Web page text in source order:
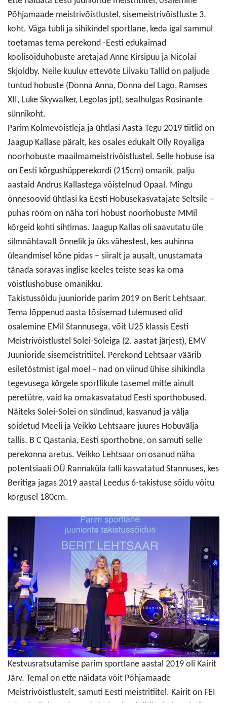
Põhjamaade meistrivõistlustel, sisemeistrivõistluste 3.
koht. Väga tubli ja sihikindel sportlane, keda igal sammul
toetamas tema perekond -Eesti edukaimad
koolisõiduhobuste aretajad Anne Kirsipuu ja Nicolai
Skjoldby. Neile kuuluv ettevõte Liivaku Tallid on paljude
tuntud hobuste (Donna Anna, Donna del Lago, Ramses
XII, Luke Skywalker, Legolas jpt), sealhulgas Rosinante
sünnikoht.
Parim Kolmevõistleja ja ühtlasi Aasta Tegu 2019 tiitlid on
Jaagup Kallase päralt, kes osales edukalt Olly Royaliga
noorhobuste maailmameistrivõistlustel. Selle hobuse isa
on Eesti kõrgushüpperekordi (215cm) omanik, palju
aastaid Andrus Kallastega võistelnud Opaal. Mingu
õnnesoovid ühtlasi ka Eesti Hobusekasvatajate Seltsile –
puhas rõõm on näha tori hobust noorhobuste MMil
kõrgeid kohti sihtimas. Jaagup Kallas oli saavutatu üle
silmnähtavalt õnnelik ja üks vähestest, kes auhinna
üleandmisel kõne pidas – siiralt ja ausalt, unustamata
tänada soravas inglise keeles teiste seas ka oma
võistlushobuse omanikku.
Takistussõidu juunioride parim 2019 on Berit Lehtsaar.
Tema lõppenud aasta tõsisemad tulemused olid
osalemine EMil Stannusega, võit U25 klassis Eesti
Meistrivõistlustel Solei-Soleiga (2. aastat järjest), EMV
Juunioride sisemeistritiitel. Perekond Lehtsaar väärib
esiletõstmist igal moel – nad on viinud ühise sihikindla
tegevusega kõrgele sportlikule tasemel mitte ainult
peretütre, vaid ka omakasvatatud Eesti sporthobused.
Näiteks Solei-Solei on sündinud, kasvanud ja välja
sõidetud Meeli ja Veikko Lehtsaare juures Hobuvälja
tallis. B C Qastania, Eesti sporthobne, on samuti selle
perekonna aretus. Veikko Lehtsaar on osanud näha
potentsiaali OÜ Rannaküla talli kasvatatud Stannuses, kes
Beritiga jagas 2019 aastal Leedus 6-takistuse sõidu võitu
kõrgusel 180cm.
Kestvusratsutamise parim sportlane aastal 2019 oli Kairit
Järv. Temal on ette näidata võit Põhjamaade
Meistrivõistlustelt, samuti Eesti meistritiitel. Kairit on FEI